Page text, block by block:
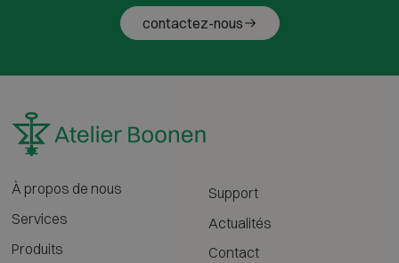
contactez-nous
À propos de nous
Services
Produits
Support
Actualités
Contact